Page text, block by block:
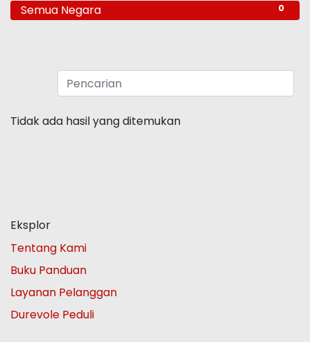
0
Semua Negara
Tidak ada hasil yang ditemukan
Eksplor
Tentang Kami
Buku Panduan
Layanan Pelanggan
Durevole Peduli